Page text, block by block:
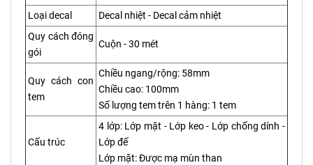
Loại decal
Decal nhiệt - Decal cảm nhiệt
Quy cách đóng
gói
Cuộn - 30 mét
Quy cách con
tem
Chiều ngang/rộng: 58mm
Chiều cao: 100mm
Số lượng tem trên 1 hàng: 1 tem
Cấu trúc
4 lớp: Lớp mặt - Lớp keo - Lớp chống dính -
Lớp đế
Lớp mặt: Được mạ mùn than